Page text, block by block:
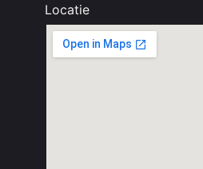
Locatie